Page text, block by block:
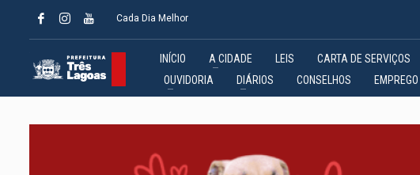
Cada Dia Melhor
INÍCIO A CIDADE LEIS CARTA DE SERVIÇOS
OUVIDORIA
DIÁRIOS CONSELHOS EMPREGO